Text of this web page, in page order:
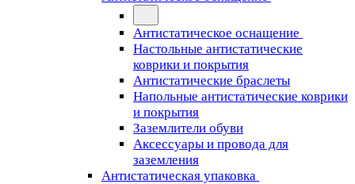
Антистатическое оснащение
Настольные антистатические
коврики и покрытия
Антистатические браслеты
Напольные антистатические коврики
и покрытия
Заземлители обуви
Аксессуары и провода для
заземления
Антистатическая упаковка